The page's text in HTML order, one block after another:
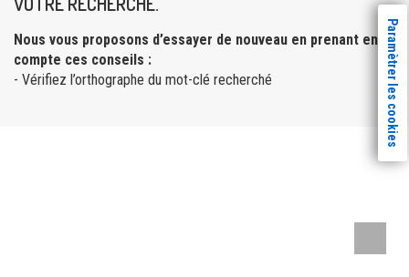
Nous vous proposons d’essayer de nouveau en prenant en
compte ces conseils :
- Vérifiez l’orthographe du mot-clé recherché
Paramètrer les cookies